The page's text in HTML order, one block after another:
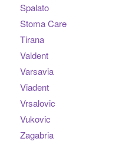
Spalato
Stoma Care
Tirana
Valdent
Varsavia
Viadent
Vrsalovic
Vukovic
Zagabria